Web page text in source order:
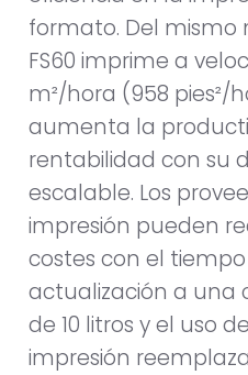
formato. Del mismo
FS60 imprime a
m²/hora (958 pies²/
aumenta la
rentabilidad con su
escalable. Los
impresión pueden
costes con el
actualización a una
de 10 litros y el uso
impresión